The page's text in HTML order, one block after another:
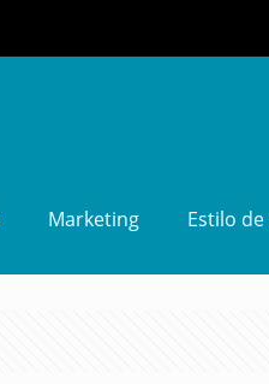
Marketing Estilo de